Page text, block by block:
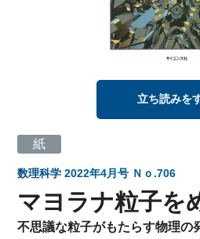
立ち読みを
紙
数理科学 2022年4月号 Ｎｏ.706
マヨラナ粒子を
不思議な粒子がもたらす物理の